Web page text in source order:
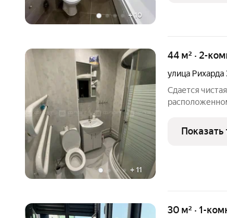
+10
+ 11
44 м² · 2-
улица Рихарда
Сдается
ремонт.
30 м² · 1-